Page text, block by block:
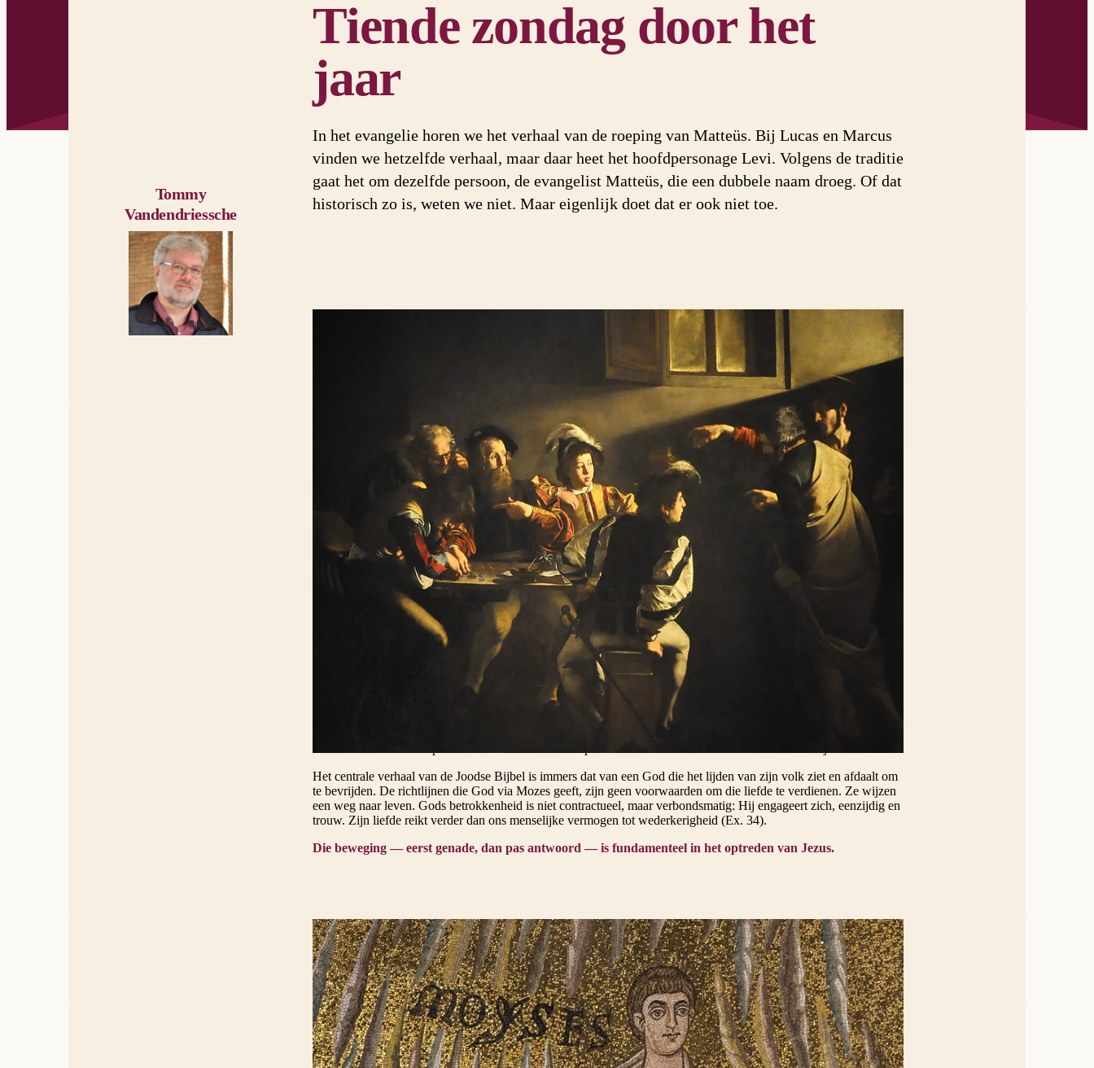
Tommy
Vandendriessche
Tiende zondag door het
jaar
In het evangelie horen we het verhaal van de roeping van Matteüs. Bij Lucas en Marcus
vinden we hetzelfde verhaal, maar daar heet het hoofdpersonage Levi. Volgens de traditie
gaat het om dezelfde persoon, de evangelist Matteüs, die een dubbele naam droeg. Of dat
historisch zo is, weten we niet. Maar eigenlijk doet dat er ook niet toe.
De roeping van de heilige Mattheüs, schilderij van Caravaggio in de Contarelli-kapel, San Luigi dei Francesi, Rome (IT), Caravaggio, via Wikimedia
Jezus ziet een man bij het tolhuis zitten en zegt eenvoudig: “ Volg Mij.” Het roepingsverhaal is kort en
Dat moment is indringend verbeeld door Caravaggio (ca. 1600). In zijn schilderij valt een lichtstraal van buiten
naar binnen — als een echo van het scheppingswoord “
Er moet licht zijn.” Jezus’ hand, die naar Matteüs wijst,
doet denken aan de hand van God die de mens tot leven wekt in het beroemde fresco van Michelangelo. Alsof hier
opnieuw iets wordt geschapen: een mens die opstaat en opnieuw begint.
Jezus verrast en choqueert zijn tijdgenoten. Hij zoekt mensen op, allerlei mensen, en laat hen toe in zijn kring —
zonder eerst te selecteren. Met, wat we nu zouden noemen, een voorkeursoptie voor de armen. Maar ook tollenaars
worden dus opgenomen in de kring van Jezus: mensen die belastingen inden voor de Romeinen en zich daarbij
vaak verrijkten. Ze golden als collaborateurs en werden gemeden.
Wanneer Jezus daarover kritiek krijgt, antwoordt Hij met een woord van de profeet Hosea: “
barmhartigheid dan offers.
Wat komt het, voor ons misschien vreemde, woord ‘offer’ hier nu doen in dit verhaal? Laten we hier even op in te
Offeren behoort tot de oudste religieuze praktijken. Mensen probeerden zo de goden gunstig te stemmen: om
bescherming te vragen, om rampspoed af te wenden. Ook in Israël maakte het offer deel uit van het religieuze
leven. Maar de Bijbel laat een duidelijke ontwikkeling zien: het offer wordt geleidelijk gezuiverd. Het wordt niet
langer een middel om God te beïnvloeden, maar een teken van het Verbond — een antwoord op een God die zelf
Het centrale verhaal van de Joodse Bijbel is immers dat van een God die het lijden van zijn volk ziet en afdaalt om
te bevrijden. De richtlijnen die God via Mozes geeft, zijn geen voorwaarden om die liefde te verdienen. Ze wijzen
een weg naar leven. Gods betrokkenheid is niet contractueel, maar verbondsmatig: Hij engageert zich, eenzijdig en
trouw. Zijn liefde reikt verder dan ons menselijke vermogen tot wederkerigheid (Ex. 34).
Die beweging — eerst genade, dan pas antwoord — is fundamenteel in het optreden van Jezus.
Detail uit het 6e-eeuwse apsismozaïek van Sant'Apollinare in Classe, Ravenna (IT) © Lawrence Lew, OP
De evangelist Matteüs tekent in zijn evangelie bewust parallellen tussen Mozes en Jezus. Jezus verschijnt als een
nieuwe Mozes: Hij gaat de berg op en spreekt daar woorden van leven.